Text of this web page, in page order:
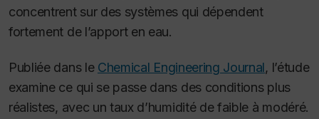
concentrent sur des systèmes qui dépendent
fortement de l’apport en eau.
Publiée dans le Chemical Engineering Journal, l’étude
examine ce qui se passe dans des conditions plus
réalistes, avec un taux d’humidité de faible à modéré.